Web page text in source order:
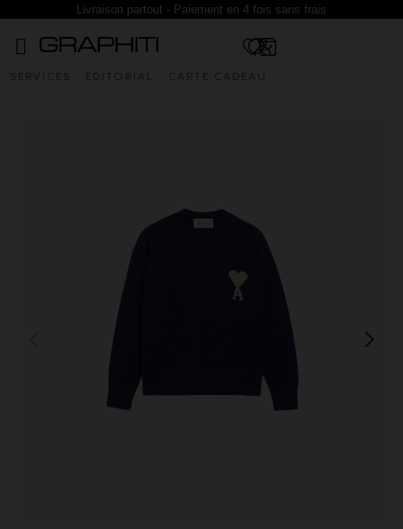
Livraison partout - Paiement en 4 fois sans frais
SERVICES EDITORIAL CARTE CADEAU